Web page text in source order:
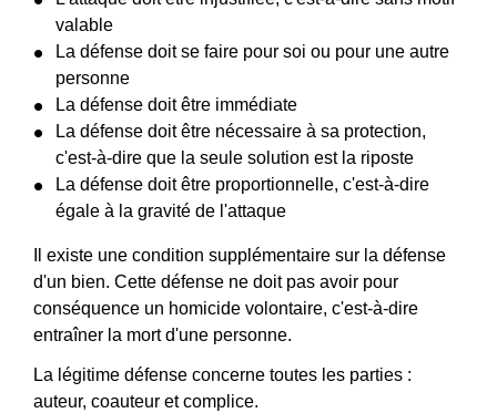
valable
La défense doit se faire pour soi ou pour une autre
personne
La défense doit être immédiate
La défense doit être nécessaire à sa protection,
c'est-à-dire que la seule solution est la riposte
La défense doit être proportionnelle, c'est-à-dire
égale à la gravité de l'attaque
Il existe une condition supplémentaire sur la défense
d'un bien. Cette défense ne doit pas avoir pour
conséquence un homicide volontaire, c'est-à-dire
entraîner la mort d'une personne.
La légitime défense concerne toutes les parties :
auteur, coauteur et complice.